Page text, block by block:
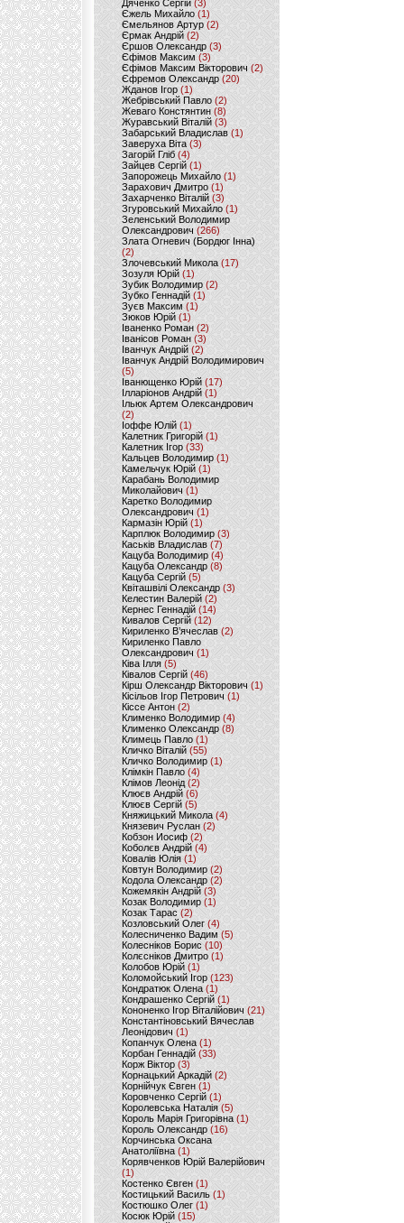
Дяченко Сергій (3)
Єжель Михайло (1)
Ємельянов Артур (2)
Єрмак Андрій (2)
Єршов Олександр (3)
Єфімов Максим (3)
Єфімов Максим Вікторович (2)
Єфремов Олександр (20)
Жданов Ігор (1)
Жебрівський Павло (2)
Жеваго Констянтин (8)
Журавський Віталій (3)
Забарський Владислав (1)
Заверуха Віта (3)
Загорій Гліб (4)
Зайцев Сергій(1)
Запорожець Михайло (1)
Зарахович Дмитро (1)
Захарченко Віталій (3)
Згуровський Михайло (1)
Зеленський Володимир
Олександрович (266)
Злата Огневич (Бордюг Інна)
(2)
Злочевський Микола(17)
Зозуля Юрій (1)
Зубик Володимир (2)
Зубко Геннадій (1)
Зуєв Максим(1)
Зюков Юрій (1)
Іваненко Роман (2)
Іванісов Роман (3)
Іванчук Андрій(2)
Іванчук Андрій Володимирович
(5)
Іванющенко Юрій (17)
Ілларіонов Андрій (1)
Ільюк Артем Олександрович
(2)
Іоффе Юлій (1)
Калетник Григорій(1)
Калетник Ігор (33)
Кальцев Володимир(1)
Камельчук Юрій (1)
Карабань Володимир
Миколайович (1)
Каретко Володимир
Олександрович (1)
Кармазін Юрій(1)
Карплюк Володимир(3)
Каськів Владислав (7)
Кацуба Володимир (4)
Кацуба Олександр (8)
Кацуба Сергій (5)
Квіташвілі Олександр(3)
Келестин Валерій(2)
Кернес Геннадій (14)
Кивалов Сергій (12)
Кириленко В’ячеслав (2)
Кириленко Павло
Олександрович (1)
Ківа Ілля (5)
Ківалов Сергій(46)
Кірш Олександр Вікторович (1)
Кісільов Ігор Петрович (1)
Кіссе Антон (2)
Клименко Володимир(4)
Клименко Олександр (8)
Климець Павло (1)
Кличко Віталій(55)
Кличко Володимир (1)
Клімкін Павло (4)
Клімов Леонід(2)
Клюєв Андрій(6)
Клюєв Сергій (5)
Княжицький Микола(4)
Князевич Руслан (2)
Кобзон Иосиф(2)
Коболєв Андрій (4)
Ковалів Юлія(1)
Ковтун Володимир (2)
Кодола Олександр (2)
Кожемякін Андрій (3)
Козак Володимир (1)
Козак Тарас (2)
Козловський Олег(4)
Колесниченко Вадим (5)
Колесніков Борис (10)
Колєсніков Дмитро (1)
Колобов Юрій (1)
Коломойський Ігор (123)
Кондратюк Олена(1)
Кондрашенко Сергій (1)
Кононенко Ігор Віталійович (21)
Константіновський Вячеслав
Леонідович (1)
Копанчук Олена (1)
Корбан Геннадій (33)
Корж Віктор (3)
Корнацький Аркадій (2)
Корнійчук Євген (1)
Коровченко Сергій (1)
Королевська Наталія(5)
Король Марія Григорівна (1)
Король Олександр (16)
Корчинська Оксана
Анатоліївна (1)
Корявченков Юрій Валерійович
(1)
Костенко Євген (1)
Костицький Василь (1)
Костюшко Олег (1)
Косюк Юрій (15)